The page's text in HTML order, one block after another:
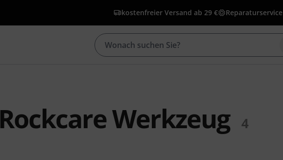
kostenfreier Versand ab 29 € Reparaturservice
Rockcare Werkzeug 4